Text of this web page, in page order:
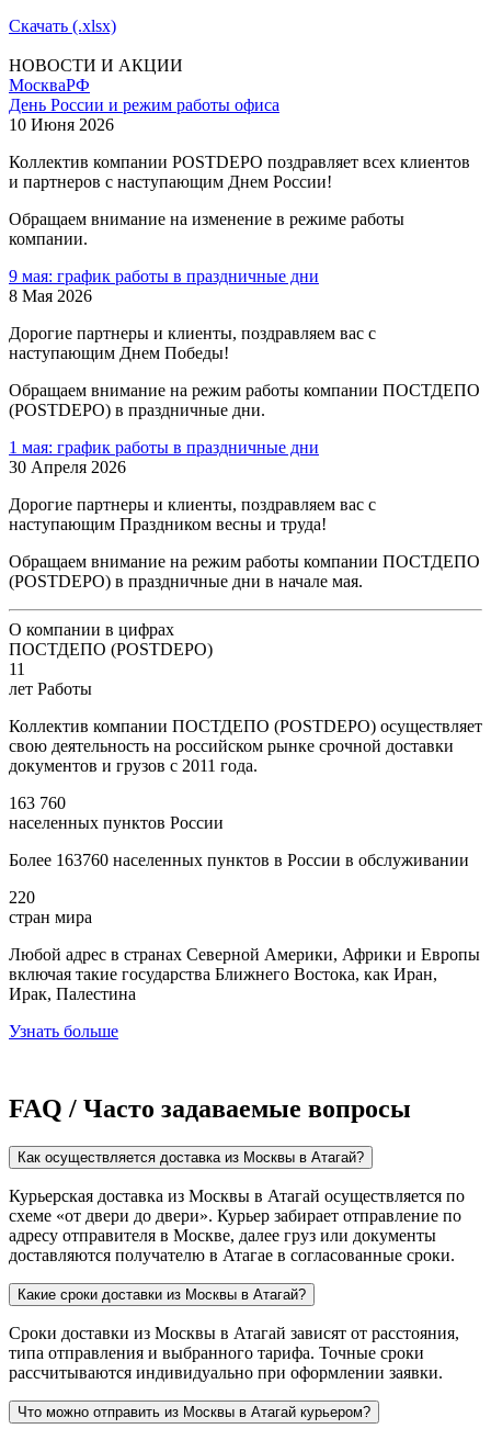
Скачать (.xlsx)
НОВОСТИ И АКЦИИ
МоскваРФ
День России и режим работы офиса
10 Июня 2026
Коллектив компании POSTDEPO поздравляет всех клиентов
и партнеров с наступающим Днем России!
Обращаем внимание на изменение в режиме работы
компании.
9 мая: график работы в праздничные дни
8 Мая 2026
Дорогие партнеры и клиенты, поздравляем вас с
наступающим Днем Победы!
Обращаем внимание на режим работы компании ПОСТДЕПО
(POSTDEPO) в праздничные дни.
1 мая: график работы в праздничные дни
30 Апреля 2026
Дорогие партнеры и клиенты, поздравляем вас с
наступающим Праздником весны и труда!
Обращаем внимание на режим работы компании ПОСТДЕПО
(POSTDEPO) в праздничные дни в начале мая.
О компании в цифрах
ПОСТДЕПО (POSTDEPO)
11
лет Работы
Коллектив компании ПОСТДЕПО (POSTDEPO) осуществляет
свою деятельность на российском рынке срочной доставки
документов и грузов с 2011 года.
163 760
населенных пунктов России
Более 163760 населенных пунктов в России в обслуживании
220
стран мира
Любой адрес в странах Северной Америки, Африки и Европы
включая такие государства Ближнего Востока, как Иран,
Ирак, Палестина
Узнать больше
FAQ / Часто задаваемые вопросы
Как осуществляется доставка из Москвы в Атагай?
Курьерская доставка из Москвы в Атагай осуществляется по
схеме «от двери до двери». Курьер забирает отправление по
адресу отправителя в Москве, далее груз или документы
доставляются получателю в Атагае в согласованные сроки.
Какие сроки доставки из Москвы в Атагай?
Сроки доставки из Москвы в Атагай зависят от расстояния,
типа отправления и выбранного тарифа. Точные сроки
рассчитываются индивидуально при оформлении заявки.
Что можно отправить из Москвы в Атагай курьером?